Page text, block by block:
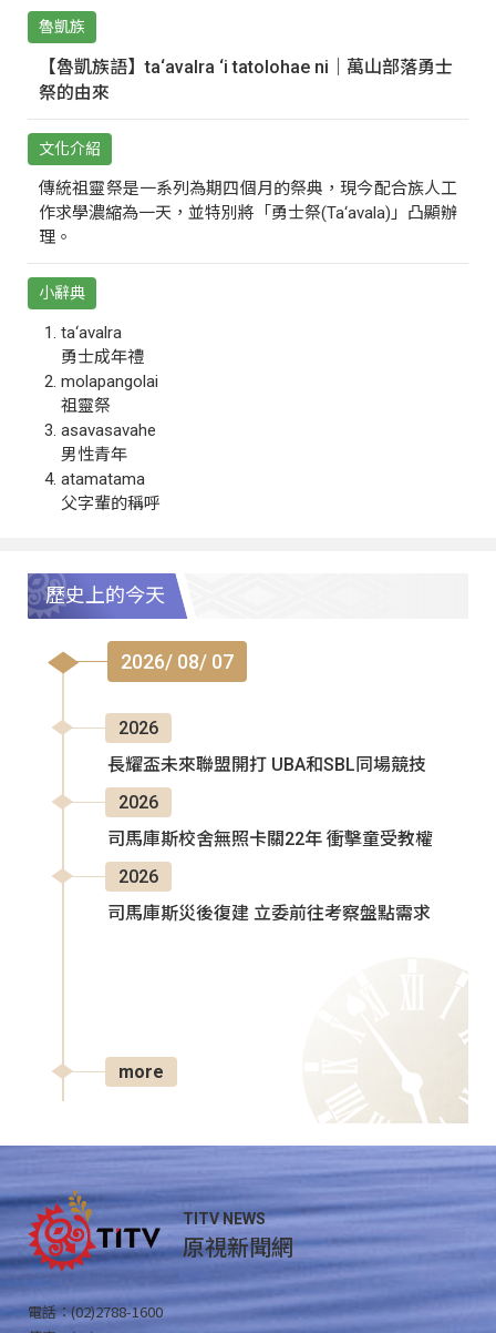
魯凱族
【魯凱族語】ta‘avalra ‘i tatolohae ni｜萬山部落勇士
祭的由來
文化介紹
傳統祖靈祭是一系列為期四個月的祭典，現今配合族人工
作求學濃縮為一天，並特別將「勇士祭(Ta‘avala)」凸顯辦
理。
小辭典
ta‘avalra
勇士成年禮
molapangolai
祖靈祭
asavasavahe
男性青年
atamatama
父字輩的稱呼
歷史上的今天
2026/ 08/ 07
2026
長耀盃未來聯盟開打 UBA和SBL同場競技
2026
司馬庫斯校舍無照卡關22年 衝擊童受教權
2026
司馬庫斯災後復建 立委前往考察盤點需求
more
TITV NEWS
原視新聞網
電話：(02)2788-1600